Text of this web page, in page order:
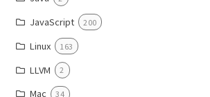
JavaScript 200
Linux 163
LLVM 2
Mac 34